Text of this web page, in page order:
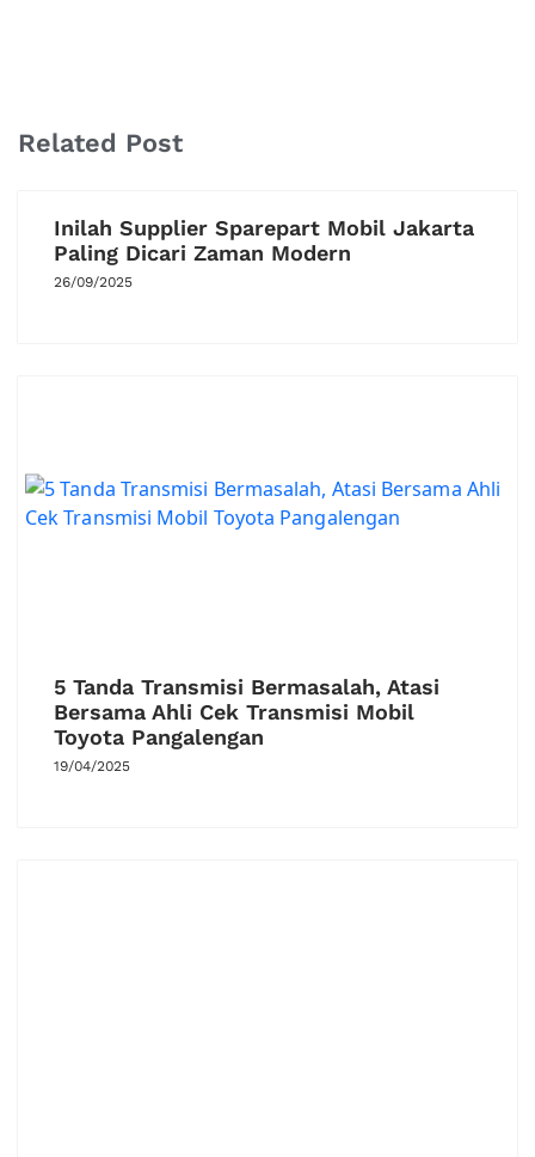
Related Post
Inilah Supplier Sparepart Mobil Jakarta
Paling Dicari Zaman Modern
26/09/2025
5 Tanda Transmisi Bermasalah, Atasi
Bersama Ahli Cek Transmisi Mobil
Toyota Pangalengan
19/04/2025